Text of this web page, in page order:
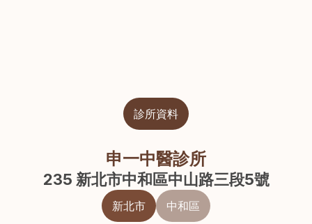
診所資料
申一中醫診所
235 新北市中和區中山路三段5號
新北市 中和區